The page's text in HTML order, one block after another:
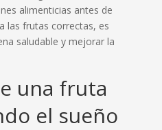
alimenticias antes de
las frutas correctas, es
saludable y mejorar la
una fruta
el sueño